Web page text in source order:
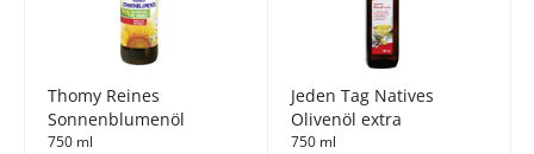
Thomy Reines
Sonnenblumenöl
750 ml
Jeden Tag Natives
Olivenöl extra
750 ml